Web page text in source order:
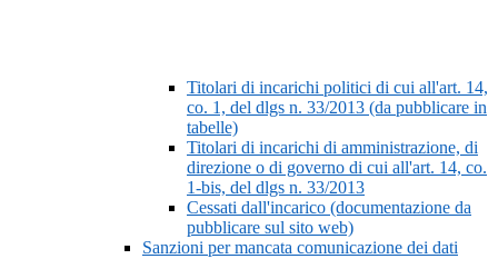
Titolari di incarichi politici di cui all'art. 14,
co. 1, del dlgs n. 33/2013 (da pubblicare in
tabelle)
Titolari di incarichi di amministrazione, di
direzione o di governo di cui all'art. 14, co.
1-bis, del dlgs n. 33/2013
Cessati dall'incarico (documentazione da
pubblicare sul sito web)
Sanzioni per mancata comunicazione dei dati